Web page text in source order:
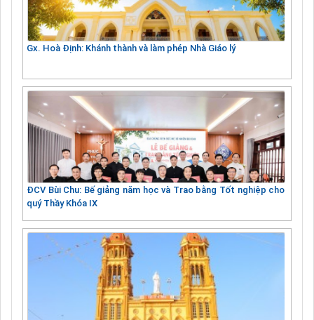
Gx. Hoà Định: Khánh thành và làm phép Nhà Giáo lý
ĐCV Bùi Chu: Bế giảng năm học và Trao bằng Tốt nghiệp cho
quý Thầy Khóa IX